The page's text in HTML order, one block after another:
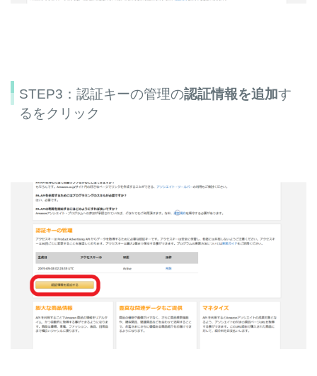
STEP3：認証キーの管理の認証情報を追加す
るをクリック